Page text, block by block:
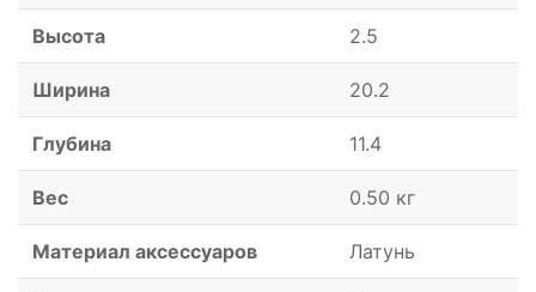
Высота 2.5
Ширина 20.2
Глубина 11.4
Вес 0.50 кг
Материал аксессуаров Латунь